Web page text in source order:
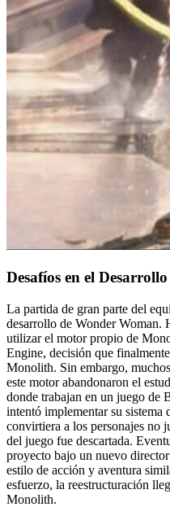
Desafíos en el Desarrollo
La partida de gran parte del
desarrollo de Wonder Woman.
utilizar el motor propio de
Engine, decisión que
Monolith. Sin embargo,
este motor abandonaron el
donde trabajan en un juego de
intentó implementar su sistema
convirtiera a los personajes no
del juego fue descartada.
proyecto bajo un nuevo
estilo de acción y aventura
esfuerzo, la reestructuración
Monolith.